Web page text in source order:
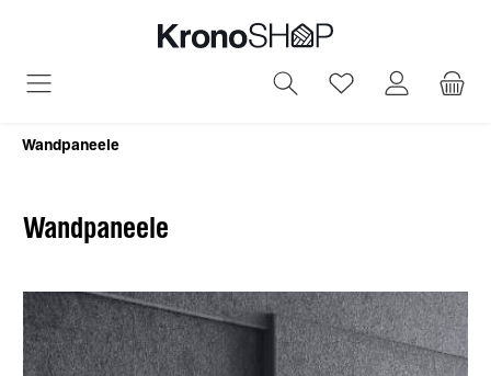
Du hast 0
Wandpaneele
Wandpaneele